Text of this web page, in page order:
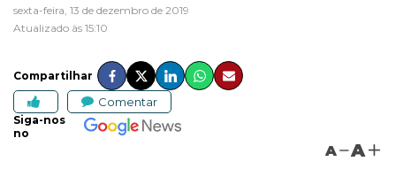
sexta-feira, 13 de dezembro de 2019
Atualizado às 15:10
Compartilhar
Comentar
Siga-nos
no
A A